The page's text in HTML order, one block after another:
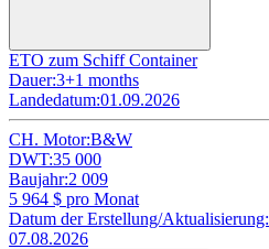
ETO zum Schiff Container
Dauer:3+1 months
Landedatum:01.09.2026
CH. Motor:B&W
DWT:35 000
Baujahr:2 009
5 964 $ pro Monat
Datum der Erstellung/Aktualisierung:
07.08.2026